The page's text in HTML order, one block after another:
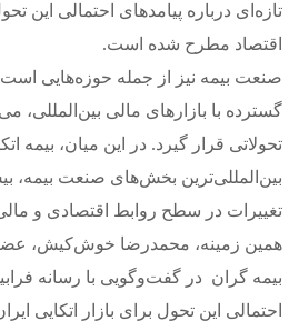
تازه‌ای درباره پیامدهای احتمالی این
اقتصاد مطرح شده است.
صنعت بیمه نیز از جمله حوزه‌هایی است
گسترده با بازارهای مالی بین‌المللی،
تحولاتی قرار گیرد. در این میان، بیمه
بین‌المللی‌ترین بخش‌های صنعت بیمه،
تغییرات در سطح روابط اقتصادی و
همین زمینه، محمدرضا خوش‌کیش،
بیمه گران در گفت‌وگویی با رسانه
احتمالی این تحول برای بازار اتکایی